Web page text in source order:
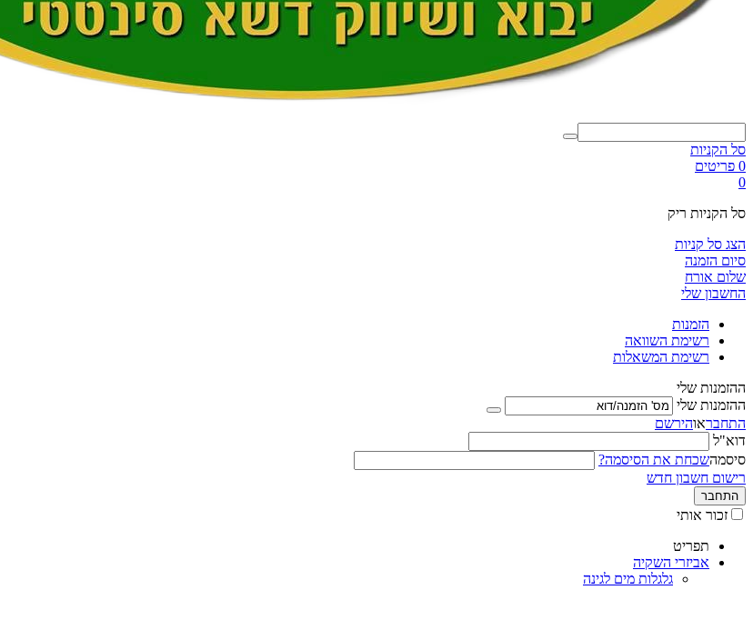
סל הקניות
0 פריטים
0
סל הקניות ריק
הצג סל קניות
סיום הזמנה
שלום אורח
החשבון שלי
הזמנות
רשימת השוואה
רשימת המשאלות
ההזמנות שלי
ההזמנות שלי
התחבראוהירשם
דוא"ל
סיסמהשכחת את הסיסמה?
רישום חשבון חדש
התחבר
זכור אותי
תפריט
אביזרי השקיה
גלגלות מים לגינה